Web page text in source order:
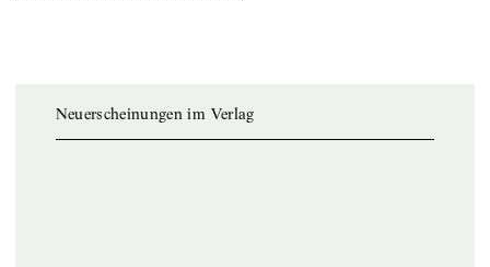
Neuerscheinungen im Verlag